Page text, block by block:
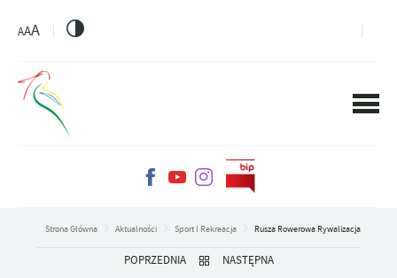
AAA
Strona Główna Aktualności Sport I Rekreacja Rusza Rowerowa Rywalizacja
POPRZEDNIA NASTĘPNA